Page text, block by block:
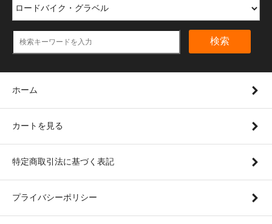
検索
ホーム
カートを見る
特定商取引法に基づく表記
プライバシーポリシー